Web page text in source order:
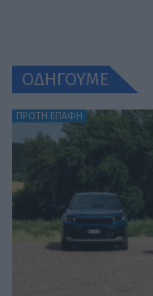
ΟΔΗΓΟΥΜΕ
ΠΡΩΤΗ ΕΠΑΦΗ